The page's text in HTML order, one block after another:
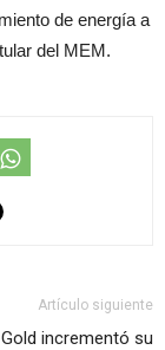
de energía a
del MEM.
Artículo siguiente
incrementó su